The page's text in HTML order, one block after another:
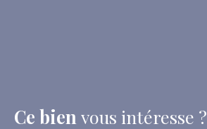
Ce bien vous intéresse ?